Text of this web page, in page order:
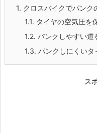
1. クロスバイクでパンク
1.1. タイヤの空気圧を
1.2. パンクしやすい道
1.3. パンクしにくいタ
ス